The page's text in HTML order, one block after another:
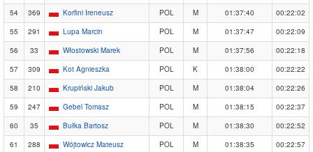
54
369 Korfini Ireneusz POL M 01:37:40
00:22:02
55
291 Lupa Marcin POL M 01:37:47
00:22:09
56
33 Włostowski Marek POL M 01:37:56
00:22:18
57
309 Kot Agnieszka POL K 01:38:00
00:22:22
58
210 Krupiński Jakub POL M 01:38:04
00:22:26
59
247 Gebel Tomasz POL M 01:38:15
00:22:37
60
35 Bułka Bartosz POL M 01:38:30
00:22:52
61
288 Wójtowicz Mateusz POL M 01:38:35
00:22:57